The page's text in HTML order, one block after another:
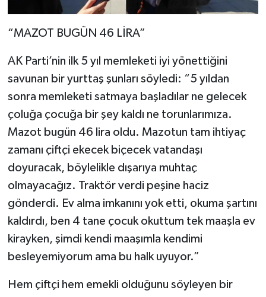
“MAZOT BUGÜN 46 LİRA”
AK Parti’nin ilk 5 yıl memleketi iyi yönettiğini
savunan bir yurttaş şunları söyledi: “5 yıldan
sonra memleketi satmaya başladılar ne gelecek
çoluğa çocuğa bir şey kaldı ne torunlarımıza.
Mazot bugün 46 lira oldu. Mazotun tam ihtiyaç
zamanı çiftçi ekecek biçecek vatandaşı
doyuracak, böylelikle dışarıya muhtaç
olmayacağız. Traktör verdi peşine haciz
gönderdi. Ev alma imkanını yok etti, okuma şartını
kaldırdı, ben 4 tane çocuk okuttum tek maaşla ev
kirayken, şimdi kendi maaşımla kendimi
besleyemiyorum ama bu halk uyuyor.”
Hem çiftçi hem emekli olduğunu söyleyen bir